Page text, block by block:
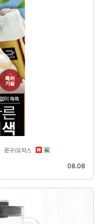
문구/오피스 분류
08.08